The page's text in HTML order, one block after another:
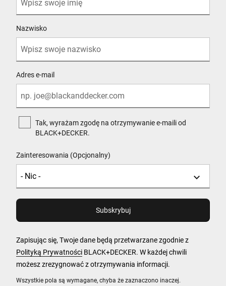
Wszystkie pola są wymagane, chyba że zaznaczono inaczej.
Nazwisko
Adres e-mail
Tak, wyrażam zgodę na otrzymywanie e-maili od
BLACK+DECKER.
Zainteresowania (Opcjonalny)
Zapisując się, Twoje dane będą przetwarzane zgodnie z
Polityką Prywatności BLACK+DECKER. W każdej chwili
możesz zrezygnować z otrzymywania informacji.